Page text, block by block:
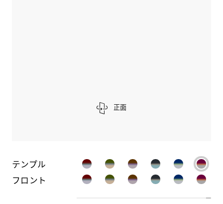
正面
テンプル
フロント